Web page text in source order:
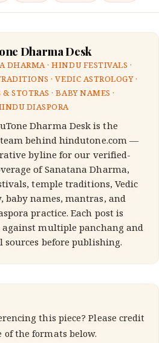
Dharma Desk
DHARMA · HINDU FESTIVALS ·
· VEDIC ASTROLOGY ·
STOTRAS · BABY NAMES ·
DIASPORA
Dharma Desk is the
behind hindutone.com —
byline for our verified-
of Sanatana Dharma,
temple traditions, Vedic
baby names, mantras, and
practice. Each post is
multiple panchang and
before publishing.
this piece? Please credit
of the formats below.